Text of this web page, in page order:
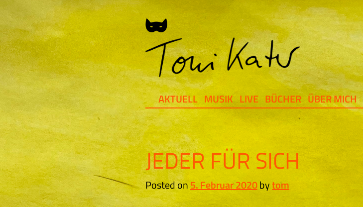
Skip
to
content
AKTUELL MUSIK LIVE BÜCHER ÜBER MICH
JEDER FÜR SICH
Posted on5. Februar 2020bytom